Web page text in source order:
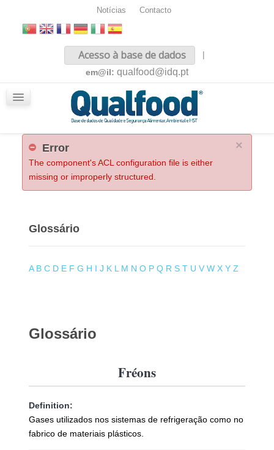
Notícias Contacto
Acesso à base de dados
|
em@il: qualfood@idq.pt
×
Error
The component's ACL configuration file is either
missing or improperly structured.
Glossário
A B C D E F G H I J K L M N O P Q R S T U V W X Y Z
Glossário
Fréons
Definition:
Gases utilizados nos sistemas de refrigeração como no
fabrico de materiais plásticos.